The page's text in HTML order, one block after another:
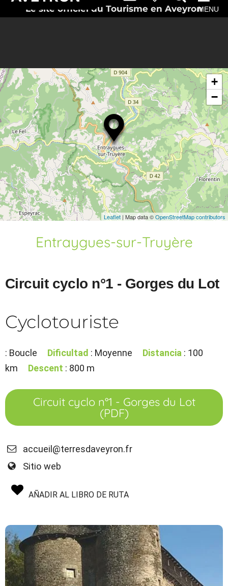
Le site officiel du Tourisme en AveyronMENU
+
−
Leaflet | Map data ©OpenStreetMap contributors
Entraygues-sur-Truyère
Circuit cyclo n°1 - Gorges du Lot
Cyclotouriste
: Boucle Dificultad : Moyenne Distancia : 100
km
Descent : 800 m
Circuit cyclo n°1 - Gorges du Lot
(PDF)
accueil@terresdaveyron.fr
Sitio web
AÑADIR AL LIBRO DE RUTA